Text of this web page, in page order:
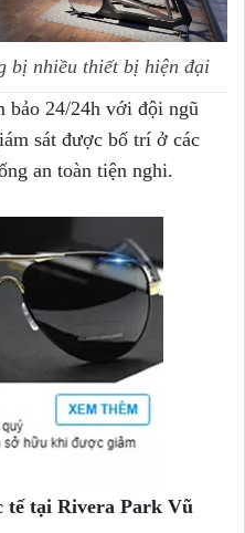
bị nhiều thiết bị hiện đại
bảo 24/24h với đội ngũ
sát được bố trí ở các
an toàn tiện nghi.
tế tại Rivera Park Vũ